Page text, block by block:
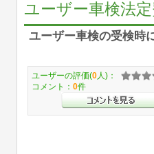
ユーザー車検法
ユーザー車検の受検時
ユーザーの評価(0 人)：
コメント： 0件